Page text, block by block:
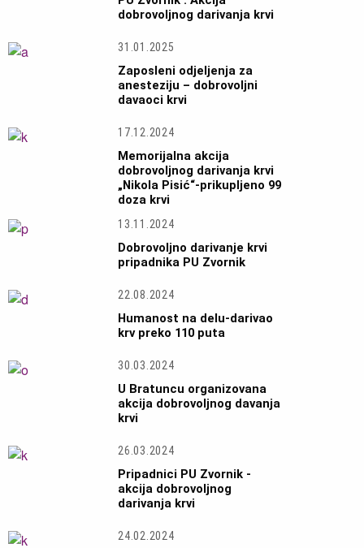
dobrovoljnog darivanja krvi
31.01.2025
Zaposleni odjeljenja za
anesteziju – dobrovoljni
davaoci krvi
17.12.2024
Memorijalna akcija
dobrovoljnog darivanja krvi
„Nikola Pisić“-prikupljeno 99
doza krvi
13.11.2024
Dobrovoljno darivanje krvi
pripadnika PU Zvornik
22.08.2024
Humanost na delu-darivao
krv preko 110 puta
30.03.2024
U Bratuncu organizovana
akcija dobrovoljnog davanja
krvi
26.03.2024
Pripadnici PU Zvornik -
akcija dobrovoljnog
darivanja krvi
24.02.2024